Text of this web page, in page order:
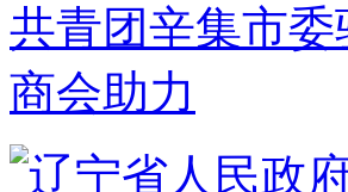
共青团辛集市
商会助力